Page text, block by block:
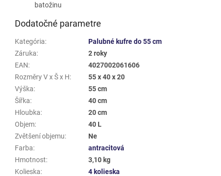
batožinu
Dodatočné parametre
Kategória:
Palubné kufre do 55 cm
Záruka:
2 roky
EAN:
4027002061606
Rozměry V x Š x H:
55 x 40 x 20
Výška:
55 cm
Šířka:
40 cm
Hloubka:
20 cm
Objem:
40 L
Zvětšení objemu:
Ne
Farba:
antracitová
Hmotnost:
3,10 kg
Kolieska:
4 kolieska